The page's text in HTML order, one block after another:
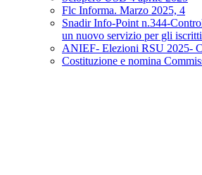
Flc Informa. Marzo 2025, 4
Snadir Info-Point n.344-
un nuovo servizio per gli
ANIEF- Elezioni RSU 2025-
Costituzione e nomina